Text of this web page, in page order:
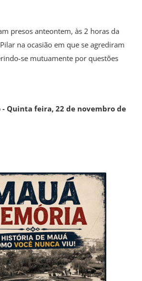
presos anteontem, às 2 horas da
na ocasião em que se agrediram
se mutuamente por questões
- Quinta feira, 22 de novembro de